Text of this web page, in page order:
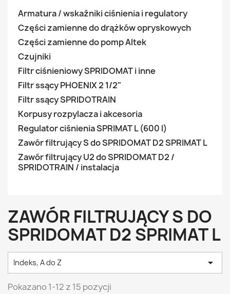
Armatura / wskaźniki ciśnienia i regulatory
Części zamienne do drążków opryskowych
Części zamienne do pomp Altek
Czujniki
Filtr ciśnieniowy SPRIDOMAT i inne
Filtr ssący PHOENIX 2 1/2"
Filtr ssący SPRIDOTRAIN
Korpusy rozpylacza i akcesoria
Regulator ciśnienia SPRIMAT L (600 l)
Zawór filtrujący S do SPRIDOMAT D2 SPRIMAT L
Zawór filtrujący U2 do SPRIDOMAT D2 /
SPRIDOTRAIN / instalacja
ZAWÓR FILTRUJĄCY S DO
SPRIDOMAT D2 SPRIMAT L
Indeks, A do Z 
Pokazano 1-12 z 15 pozycji